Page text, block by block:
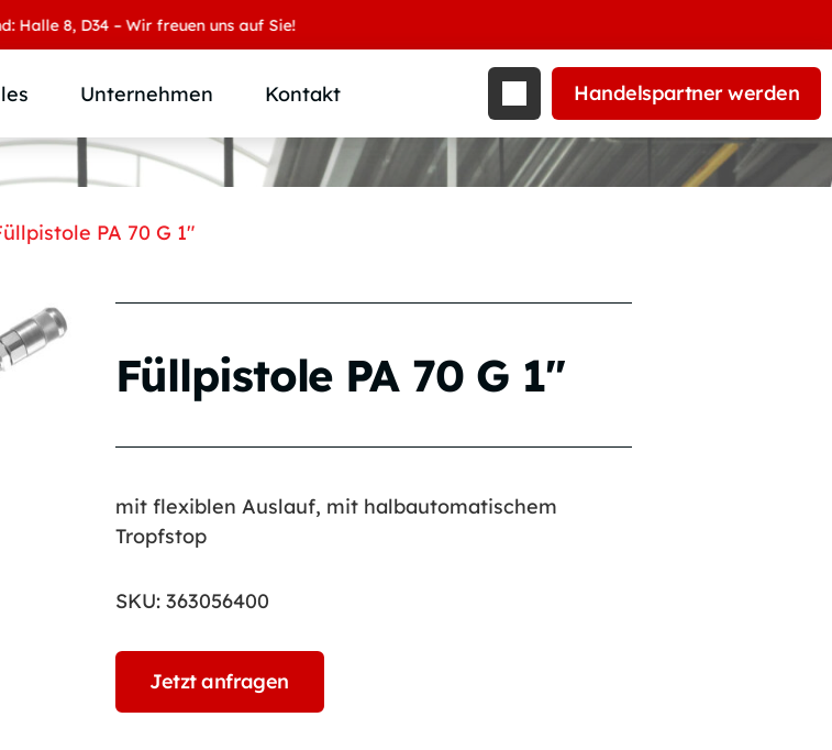
8, D34 – Wir freuen uns auf Sie!
Branchen und Märkte
Unternehmen
Wer wir sind
SAMOA Gruppe
Downloads
Kontakt Handelspartner werden
PA 70 G 1″
Füllpistole PA 70 G 1″
mit flexiblen Auslauf, mit halbautomatischem
Tropfstop
SKU: 363056400
Jetzt anfragen